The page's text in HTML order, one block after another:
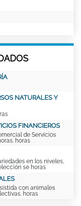
NATURALES Y
FINANCIEROS
de Servicios
horas
en los niveles,
se horas
con animales
horas